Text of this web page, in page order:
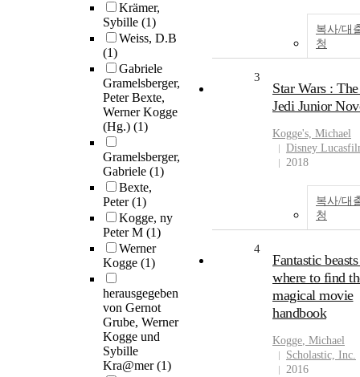
Krämer,
Sybille (1)
Weiss, D.B
(1)
Gabriele
Gramelsberger,
Peter Bexte,
Werner Kogge
(Hg.) (1)
Gramelsberger,
Gabriele (1)
Bexte,
Peter(1)
Kogge, ny
Peter M (1)
Werner
Kogge (1)
herausgegeben
von Gernot
Grube, Werner
Kogge und
Sybille
Kra@mer(1)
복사/대
청
3
Star Wars :
Jedi Junior
Kogge's, Michael
Disney
2018
복사/대
청
4
Fantastic
where to find
magical movie
handbook
Kogge, Michael
Scholastic, Inc.
2016